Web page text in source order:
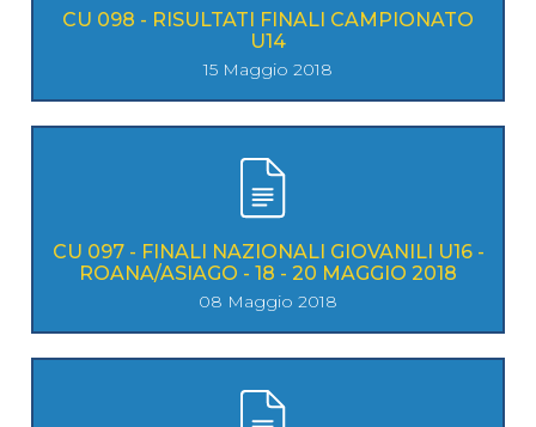
CU 098 - RISULTATI FINALI CAMPIONATO
U14
15 Maggio 2018
CU 097 - FINALI NAZIONALI GIOVANILI U16 -
ROANA/ASIAGO - 18 - 20 MAGGIO 2018
08 Maggio 2018